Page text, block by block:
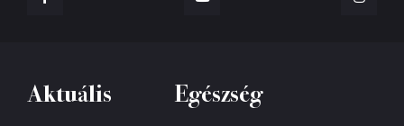
Aktuális Egészség